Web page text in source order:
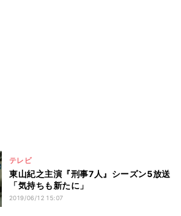
テレビ
東山紀之主演『刑事7人』シーズン5放送
「気持ちも新たに」
2019/06/12 15:07